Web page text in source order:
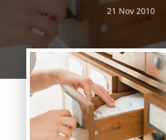
21 Nov 2010